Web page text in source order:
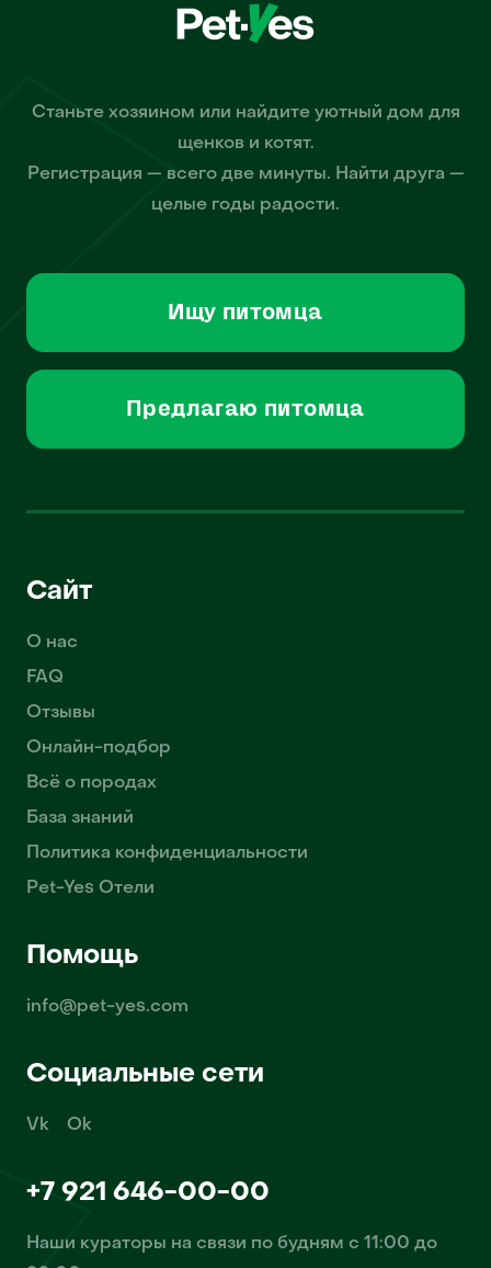
Станьте хозяином или найдите уютный дом для
щенков и котят.
Регистрация — всего две минуты. Найти друга —
целые годы радости.
Ищу питомца
Предлагаю питомца
Сайт
О нас
FAQ
Отзывы
Онлайн-подбор
Всё о породах
База знаний
Политика конфиденциальности
Pet-Yes Отели
Помощь
info@pet-yes.com
Социальные сети
Vk Ok
+7 921 646-00-00
Наши кураторы на связи по будням с 11:00 до